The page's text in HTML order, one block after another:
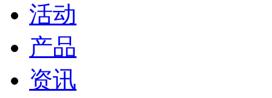
活动
产品
资讯